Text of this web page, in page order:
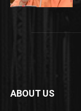
ABOUT US